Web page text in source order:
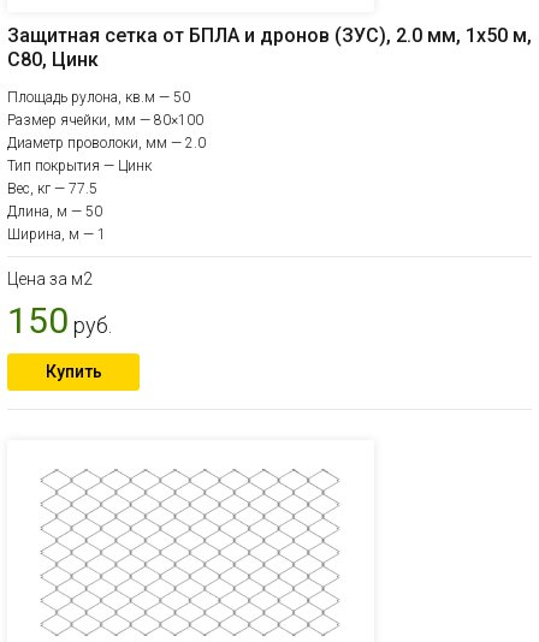
Защитная сетка от БПЛА и дронов (ЗУС), 2.0 мм, 1х50 м,
C80, Цинк
Площадь рулона, кв.м — 50
Размер ячейки, мм — 80×100
Диаметр проволоки, мм — 2.0
Тип покрытия — Цинк
Вес, кг — 77.5
Длина, м — 50
Ширина, м — 1
Цена за м2
150 руб.
Купить